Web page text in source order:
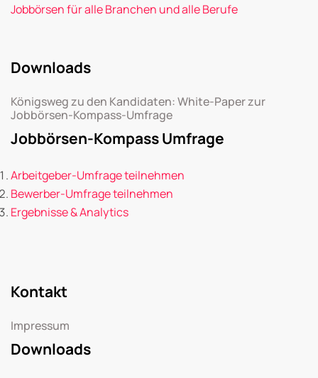
Jobbörsen für alle Branchen und alle Berufe
Downloads
Königsweg zu den Kandidaten: White-Paper zur
Jobbörsen-Kompass-Umfrage
Jobbörsen-Kompass Umfrage
Arbeitgeber-Umfrage teilnehmen
Bewerber-Umfrage teilnehmen
Ergebnisse & Analytics
Kontakt
Impressum
Downloads